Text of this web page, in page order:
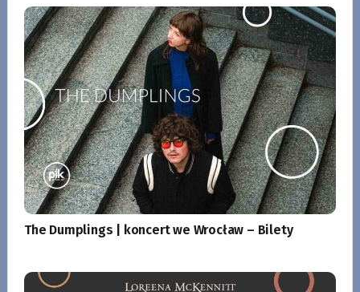
The Dumplings | koncert we Wrocław – Bilety